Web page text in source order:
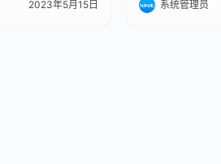
2023年5月15日 系统管理员